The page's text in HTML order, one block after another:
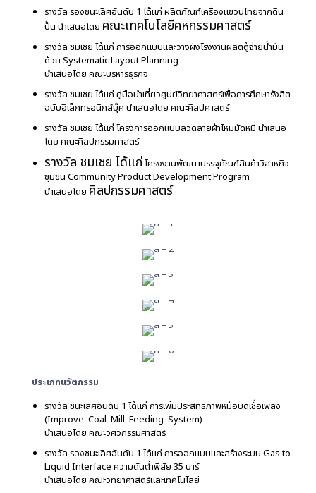
รางวัล รองชนะเลิศอันดับ 1 ได้แก่ ผลิตภัณฑ์เครื่องแขวนไทยจากดิน
ปั้น นำเสนอโดย คณะเทคโนโลยีคหกรรมศาสตร์
รางวัล ชมเชย ได้แก่ การออกแบบและวางผังโรงงานผลิตตู้จ่ายน้ำมัน
ด้วย Systematic Layout Planning
นำเสนอโดย คณะบริหารธุรกิจ
รางวัล ชมเชย ได้แก่ คู่มือนำเที่ยวศูนย์วิทยาศาสตร์เพื่อการศึกษารังสิต
ฉบับอิเล็กทรอนิกส์บุ๊ค นำเสนอโดย คณะศิลปศาสตร์
รางวัล ชมเชย ได้แก่ โครงการออกแบบลวดลายผ้าไหมมัดหมี่ นำเสนอ
โดย คณะศิลปกรรมศาสตร์
รางวัล ชมเชย ได้แก่โครงงานพัฒนาบรรจุภัณฑ์สินค้าวิสาหกิจ
ชุมชน Community Product Development Program
นำเสนอโดย ศิลปกรรมศาสตร์
รางวัลชนะเลิศอันดับ 1
ประเภทนวัตกรรม
รางวัล ชนะเลิศอันดับ 1 ได้แก่ การเพิ่มประสิทธิภาพหม้อบดเชื้อเพลิง
(Improve Coal Mill Feeding System)
นำเสนอโดย คณะวิศวกรรมศาสตร์
รางวัล รองชนะเลิศอันดับ 1 ได้แก่ การออกแบบและสร้างระบบ Gas to
Liquid Interface ความดันต่ำพิสัย 35 บาร์
นำเสนอโดย คณะวิทยาศาสตร์และเทคโนโลยี